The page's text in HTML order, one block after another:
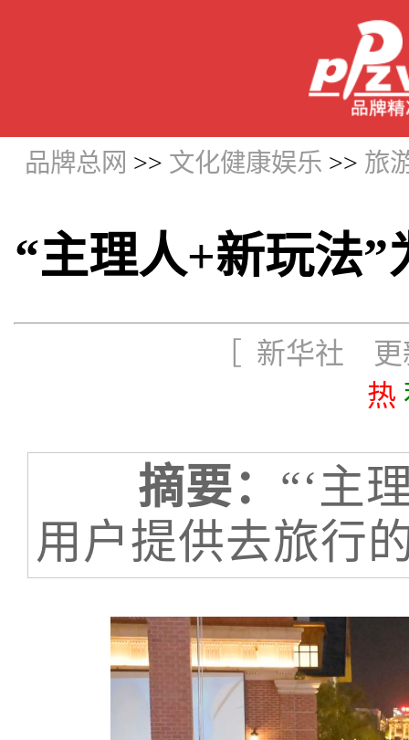
品牌总网 >> 文化健康娱乐 >> 旅
“主理人+新玩法
［ 新华社 更
热
摘要： “‘主
用户提供去旅行